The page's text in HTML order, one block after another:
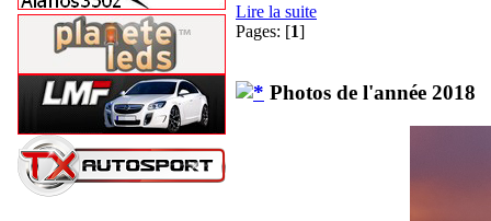
Lire la suite
Pages: [1]
Photos de l'année 2018